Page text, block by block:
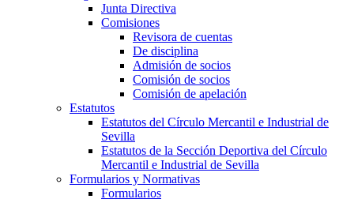
Junta Directiva
Comisiones
Revisora de cuentas
De disciplina
Admisión de socios
Comisión de socios
Comisión de apelación
Estatutos
Estatutos del Círculo Mercantil e Industrial de
Sevilla
Estatutos de la Sección Deportiva del Círculo
Mercantil e Industrial de Sevilla
Formularios y Normativas
Formularios